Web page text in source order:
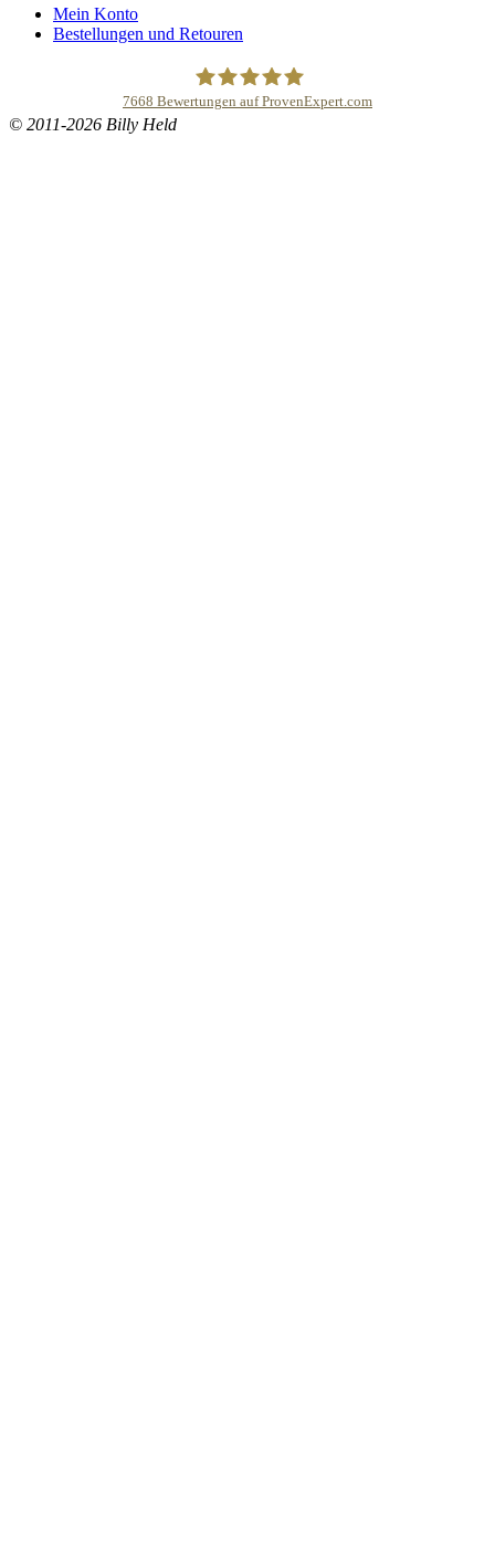
Mein Konto
Bestellungen und Retouren
7668 Bewertungen auf ProvenExpert.com
© 2011-2026 Billy Held